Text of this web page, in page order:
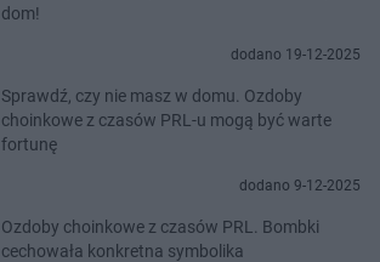
dom!
dodano 19-12-2025
Sprawdź, czy nie masz w domu. Ozdoby
choinkowe z czasów PRL-u mogą być warte
fortunę
dodano 9-12-2025
Ozdoby choinkowe z czasów PRL. Bombki
cechowała konkretna symbolika